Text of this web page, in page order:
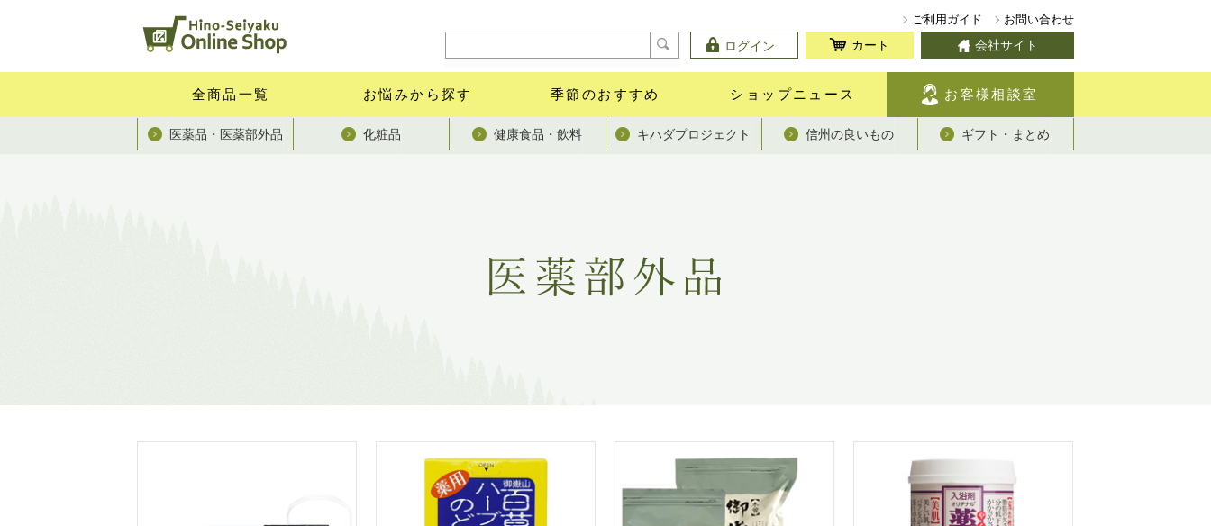
ご利用ガイド お問い合わせ
ログイン カート 会社サイト
全商品一覧 お悩みから探す 季節のおすすめ ショップニュース お客様相談室
医薬品・医薬部外品 化粧品 健康食品・飲料 キハダプロジェクト 信州の良いもの ギフト・まとめ